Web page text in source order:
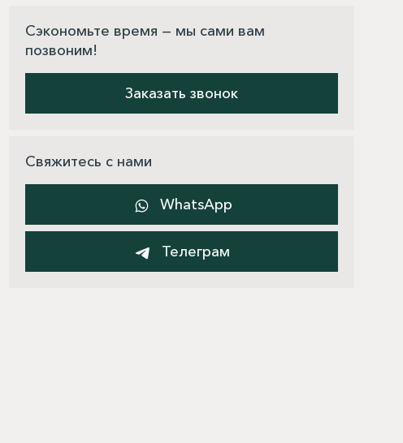
Сэкономьте время — мы сами вам
позвоним!
Заказать звонок
Свяжитесь с нами
WhatsApp
Телеграм